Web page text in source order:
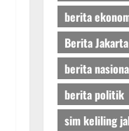
berita
Berita Jakarta
berita
berita politik
sim keliling